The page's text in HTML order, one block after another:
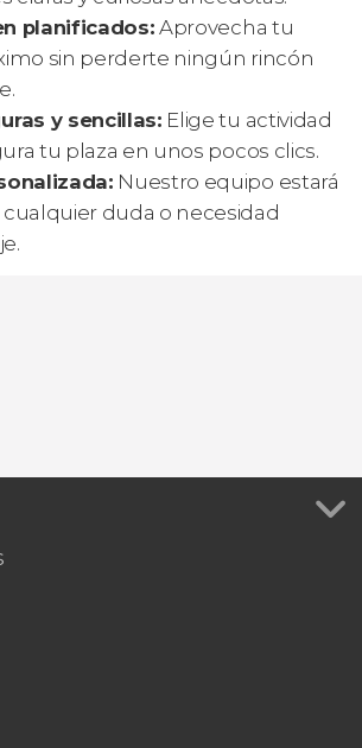
planificados: Aprovecha tu
sin perderte ningún rincón
y sencillas: Elige tu actividad
tu plaza en unos pocos clics.
Nuestro equipo estará
duda o necesidad